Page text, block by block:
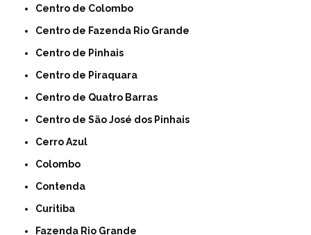
Centro de Colombo
Centro de Fazenda Rio Grande
Centro de Pinhais
Centro de Piraquara
Centro de Quatro Barras
Centro de São José dos Pinhais
Cerro Azul
Colombo
Contenda
Curitiba
Fazenda Rio Grande